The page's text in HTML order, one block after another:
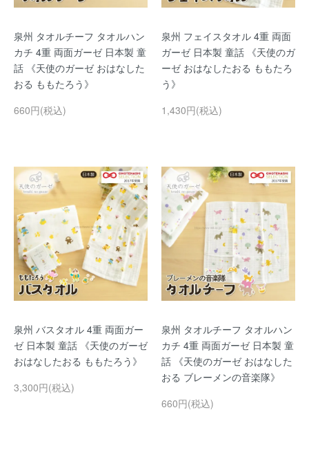
泉州 タオルチーフ タオルハン
カチ 4重 両面ガーゼ 日本製 童
話 《天使のガーゼ おはなした
おる ももたろう》
660円(税込)
泉州 フェイスタオル 4重 両面
ガーゼ 日本製 童話 《天使のガ
ーゼ おはなしたおる ももたろ
う》
1,430円(税込)
泉州 バスタオル 4重 両面ガー
ゼ 日本製 童話 《天使のガーゼ
おはなしたおる ももたろう》
3,300円(税込)
泉州 タオルチーフ タオルハン
カチ 4重 両面ガーゼ 日本製 童
話 《天使のガーゼ おはなした
おる ブレーメンの音楽隊》
660円(税込)